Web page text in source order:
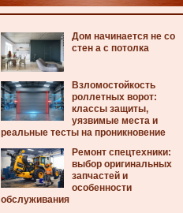
Дом начинается не со
стен а с потолка
Взломостойкость
роллетных ворот:
классы защиты,
уязвимые места и
реальные тесты на проникновение
Ремонт спецтехники:
выбор оригинальных
запчастей и
особенности
обслуживания